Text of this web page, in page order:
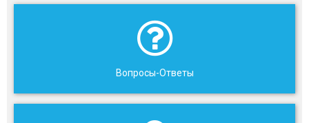
Вопросы-Ответы